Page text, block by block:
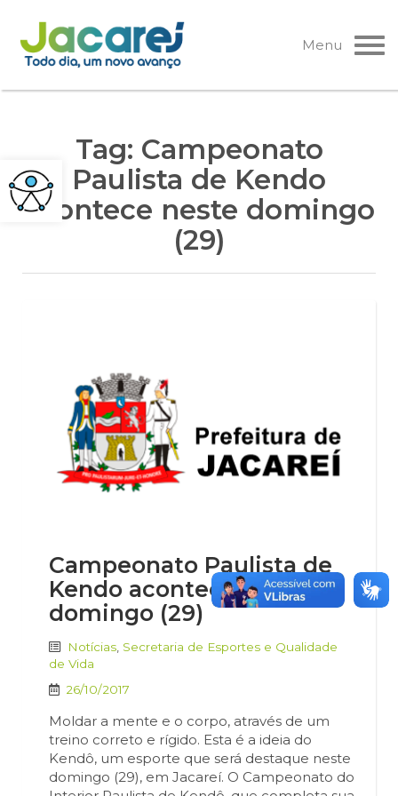
Pular
para
o
Menu
Tag: Campeonato
Paulista de Kendo
acontece neste domingo
(29)
Campeonato Paulista de
Kendo acontece neste
domingo (29)
Notícias Secretaria de Esportes e Qualidade
de Vida
26/10/2017
Moldar a mente e o corpo, através de um
treino correto e rígido. Esta é a ideia do
Kendô, um esporte que será destaque neste
domingo (29), em Jacareí. O Campeonato do